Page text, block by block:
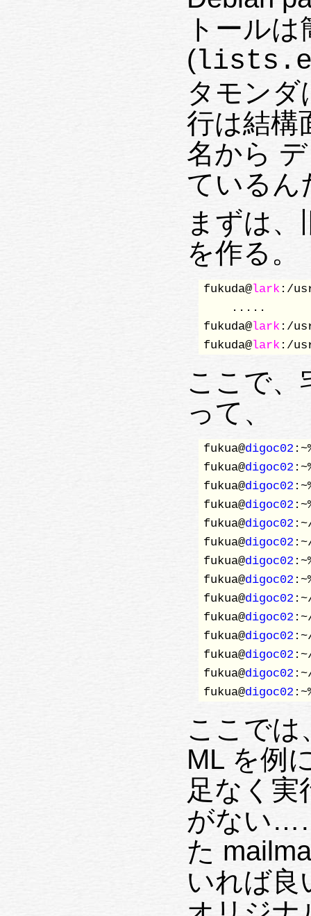
トール
(
タモンダ
行は結構
名から
ている
まずは、
を作る。
fukuda@lark :/
    .....
fukuda@lark :/
fukuda@lark :/
ここで、
って、
fukua@digoc02
fukua@digoc02
fukua@digoc02
fukua@digoc02
fukua@digoc02
fukua@digoc02
fukua@digoc02
fukua@digoc02
fukua@digoc02
fukua@digoc02
fukua@digoc02
fukua@digoc02
fukua@digoc02
fukua@digoc02
ここでは
ML を例
足なく実
がない
た
いれば良